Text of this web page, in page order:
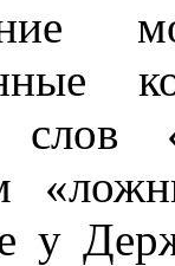
слов
у